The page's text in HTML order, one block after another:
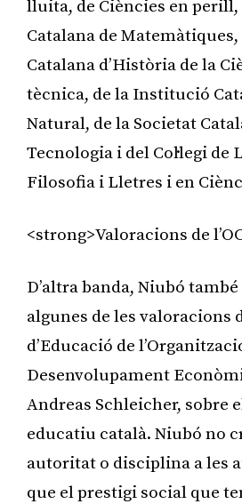
lluita, de Ciències en perill,
Catalana de
Catalana d’Història de la
tècnica, de la Institució
Natural, de la Societat
Tecnologia i del Col·legi de
Filosofia i Lletres i en
<strong>Valoracions de
D’altra banda, Niubó
algunes de les valoracions
d’Educació de
Desenvolupament
Andreas Schleicher, sobre
educatiu català. Niubó no
autoritat o disciplina a les
que el prestigi social que